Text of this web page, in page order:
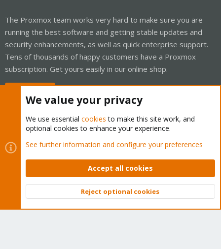
The Proxmox team works very hard to make sure you are
running the best software and getting stable updates and
security enhancements, as well as quick enterprise support.
Tens of thousands of happy customers have a Proxmox
subscription. Get yours easily in our online shop.
Cookies
Proxmox Support Forum - Light Mode
Contact us
Terms and rules Privacy policy Help Home
Community platform by XenForo © 2010-2026 XenForo Ltd.
Top
We value your privacy
We use essential cookies to make this site work, and
optional cookies to enhance your experience.
See further information and configure your preferences
Accept all cookies
Reject optional cookies